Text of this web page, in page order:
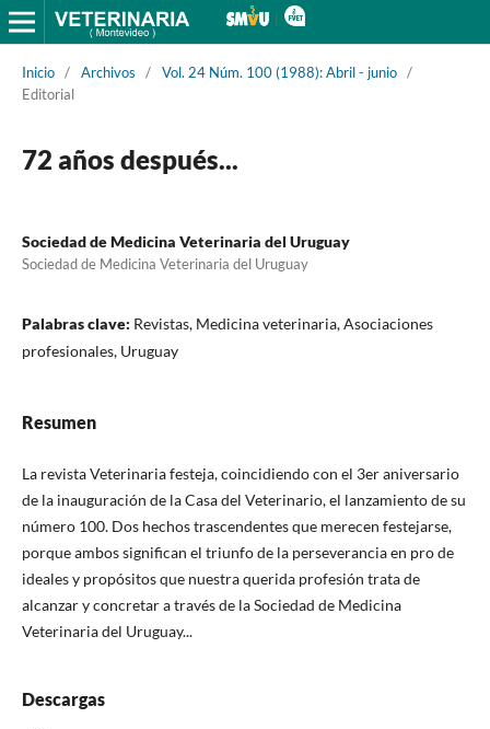
Inicio / Archivos / Vol. 24 Núm. 100 (1988): Abril - junio /
Editorial
72 años después...
Sociedad de Medicina Veterinaria del Uruguay
Sociedad de Medicina Veterinaria del Uruguay
Palabras clave: Revistas, Medicina veterinaria, Asociaciones
profesionales, Uruguay
Resumen
La revista Veterinaria festeja, coincidiendo con el 3er aniversario
de la inauguración de la Casa del Veterinario, el lanzamiento de su
número 100. Dos hechos trascendentes que merecen festejarse,
porque ambos significan el triunfo de la perseverancia en pro de
ideales y propósitos que nuestra querida profesión trata de
alcanzar y concretar a través de la Sociedad de Medicina
Veterinaria del Uruguay...
Descargas